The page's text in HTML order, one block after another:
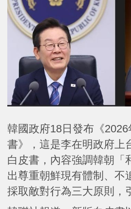
韓國政府18日發布《2026
書》，這是李在明政府上
白皮書，內容強調韓朝「
出尊重朝鮮現有體制、不
採取敵對行為三大原則，